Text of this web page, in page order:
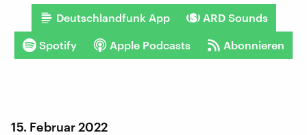
Deutschlandfunk App ARD Sounds
Spotify Apple Podcasts Abonnieren
15. Februar 2022